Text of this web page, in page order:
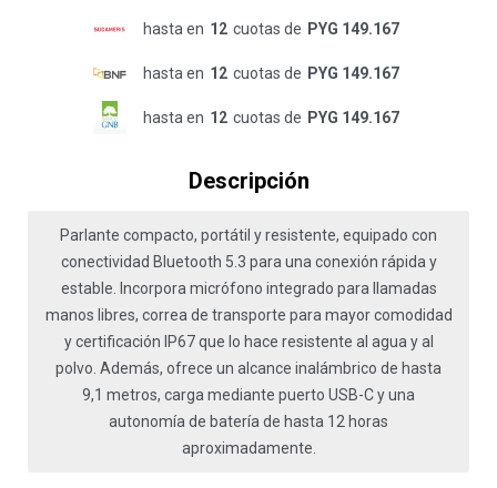
hasta en 12 cuotas de PYG 149.167
hasta en 12 cuotas de PYG 149.167
hasta en 12 cuotas de PYG 149.167
Descripción
Parlante compacto, portátil y resistente, equipado con
conectividad Bluetooth 5.3 para una conexión rápida y
estable. Incorpora micrófono integrado para llamadas
manos libres, correa de transporte para mayor comodidad
y certificación IP67 que lo hace resistente al agua y al
polvo. Además, ofrece un alcance inalámbrico de hasta
9,1 metros, carga mediante puerto USB-C y una
autonomía de batería de hasta 12 horas
aproximadamente.